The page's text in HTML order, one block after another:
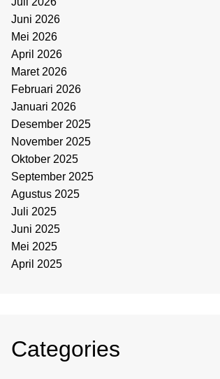
Juni 2026
Mei 2026
April 2026
Maret 2026
Februari 2026
Januari 2026
Desember 2025
November 2025
Oktober 2025
September 2025
Agustus 2025
Juli 2025
Juni 2025
Mei 2025
April 2025
Categories